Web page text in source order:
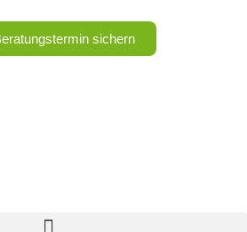
sichern